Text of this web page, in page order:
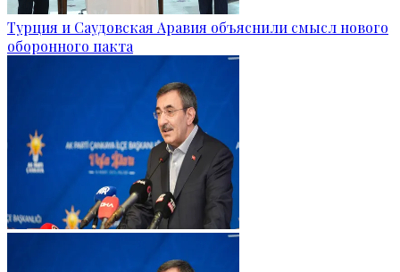
Турция и Саудовская Аравия объяснили смысл нового
оборонного пакта